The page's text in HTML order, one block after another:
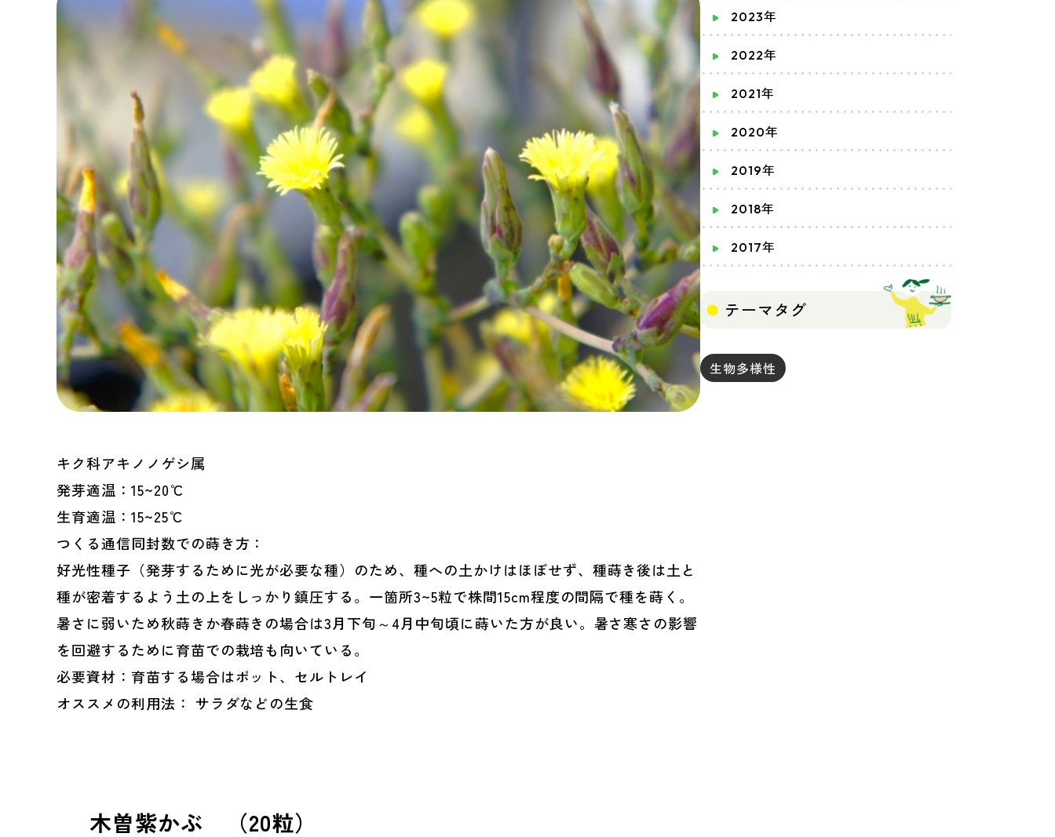
キク科アキノノゲシ属
発芽適温：15~20℃
生育適温：15~25℃
つくる通信同封数での蒔き方：
好光性種子（発芽するために光が必要な種）のため、種への土かけはほぼせず、種蒔き後は土と
種が密着するよう土の上をしっかり鎮圧する。一箇所3~5粒で株間15cm程度の間隔で種を蒔く。
暑さに弱いため秋蒔きか春蒔きの場合は3月下旬～4月中旬頃に蒔いた方が良い。暑さ寒さの影響
を回避するために育苗での栽培も向いている。
必要資材：育苗する場合はポット、セルトレイ
オススメの利用法： サラダなどの生食
木曽紫かぶ （20粒）
2023年
2022年
2021年
2020年
2019年
2018年
2017年
テーマタグ
生物多様性